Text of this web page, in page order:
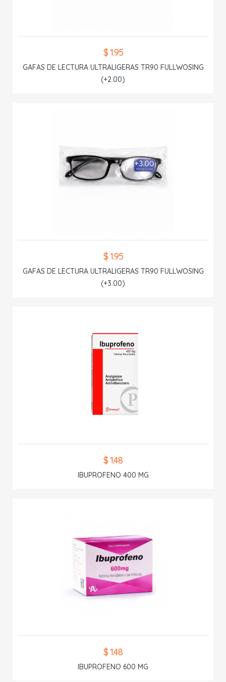
$ 1.95
GAFAS DE LECTURA ULTRALIGERAS TR90 FULLWOSING
(+2.00)
$ 1.95
GAFAS DE LECTURA ULTRALIGERAS TR90 FULLWOSING
(+3.00)
$ 1.48
IBUPROFENO 400 MG
$ 1.48
IBUPROFENO 600 MG